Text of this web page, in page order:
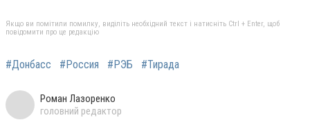
Якщо ви помітили помилку, виділіть необхідний текст і натисніть Ctrl + Enter, щоб
повідомити про це редакцію
#Донбасс #Россия #РЭБ #Тирада
Роман Лазоренко
головний редактор